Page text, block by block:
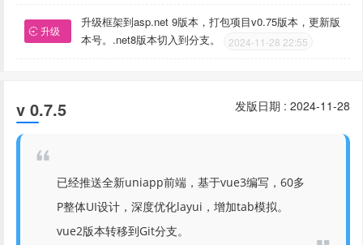
升级
升级框架到asp.net 9版本，打包项目v0.75版本，更新版
本号。.net8版本切入到分支。
2024-11-28 22:55
v 0.7.5 发版日期 : 2024-11-28
已经推送全新uniapp前端，基于vue3编写，60多
P整体UI设计，深度优化layui，增加tab模拟。
vue2版本转移到Git分支。